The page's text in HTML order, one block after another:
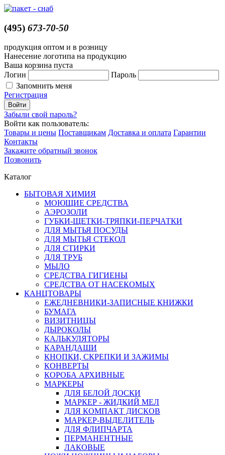
(495) 673-70-50
продукция оптом и в розницу
Нанесение логотипа на продукцию
Ваша корзина пуста
Логин
Пароль
Запомнить меня
Регистрация
Забыли свой пароль?
Войти как пользователь:
Товары и цены Поставщикам Доставка и оплата Гарантии
Контакты
Закажите обратный звонок
Позвонить
Каталог
БЫТОВАЯ ХИМИЯ
МОЮЩИЕ СРЕДСТВА
АЭРОЗОЛИ
ГУБКИ-ЩЕТКИ-ТРЯПКИ-ПЕРЧАТКИ
ДЛЯ МЫТЬЯ ПОСУДЫ
ДЛЯ МЫТЬЯ СТЕКОЛ
ДЛЯ СТИРКИ
ДЛЯ ТРУБ
МЫЛО
СРЕДСТВА ГИГИЕНЫ
СРЕДСТВА ОТ НАСЕКОМЫХ
КАНЦТОВАРЫ
ЕЖЕДНЕВНИКИ-ЗАПИСНЫЕ КНИЖКИ
БУМАГА
ВИЗИТНИЦЫ
ДЫРОКОЛЫ
КАЛЬКУЛЯТОРЫ
КАРАНДАШИ
КНОПКИ, СКРЕПКИ И ЗАЖИМЫ
КОНВЕРТЫ
КОРОБА АРХИВНЫЕ
МАРКЕРЫ
ДЛЯ БЕЛОЙ ДОСКИ
МАРКЕР - ЖИДКИЙ МЕЛ
ДЛЯ КОМПАКТ ДИСКОВ
МАРКЕР-ВЫДЕЛИТЕЛЬ
ДЛЯ ФЛИПЧАРТА
ПЕРМАНЕНТНЫЕ
ЛАКОВЫЕ